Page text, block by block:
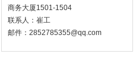
商务大厦1501-1504
联系人：崔工
邮件：2852785355@qq.com